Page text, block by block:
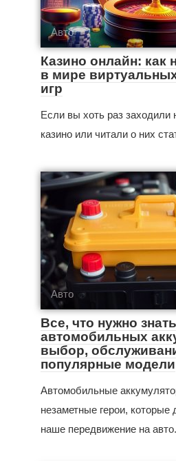
Авто
Казино онлайн: как
в мире
игр
Если вы хоть раз заходили
казино или читали о них
Авто
Все, что нужно
автомобильных
выбор,
популярные модели
Автомобильные
незаметные герои,
наше передвижение на авто.